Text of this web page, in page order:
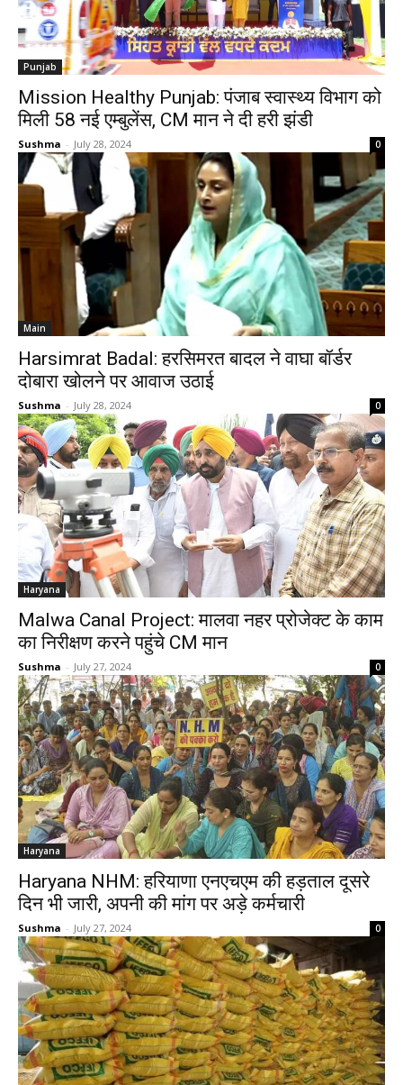
Punjab
Mission Healthy Punjab: पंजाब स्वास्थ्य विभाग को
मिली 58 नई एम्बुलेंस, CM मान ने दी हरी झंडी
Sushma - July 28, 2024 0
Main
Harsimrat Badal: हरसिमरत बादल ने वाघा बॉर्डर
दोबारा खोलने पर आवाज उठाई
Sushma - July 28, 2024 0
Haryana
Malwa Canal Project: मालवा नहर प्रोजेक्ट के काम
का निरीक्षण करने पहुंचे CM मान
Sushma - July 27, 2024 0
Haryana
Haryana NHM: हरियाणा एनएचएम की हड़ताल दूसरे
दिन भी जारी, अपनी की मांग पर अड़े कर्मचारी
Sushma - July 27, 2024 0